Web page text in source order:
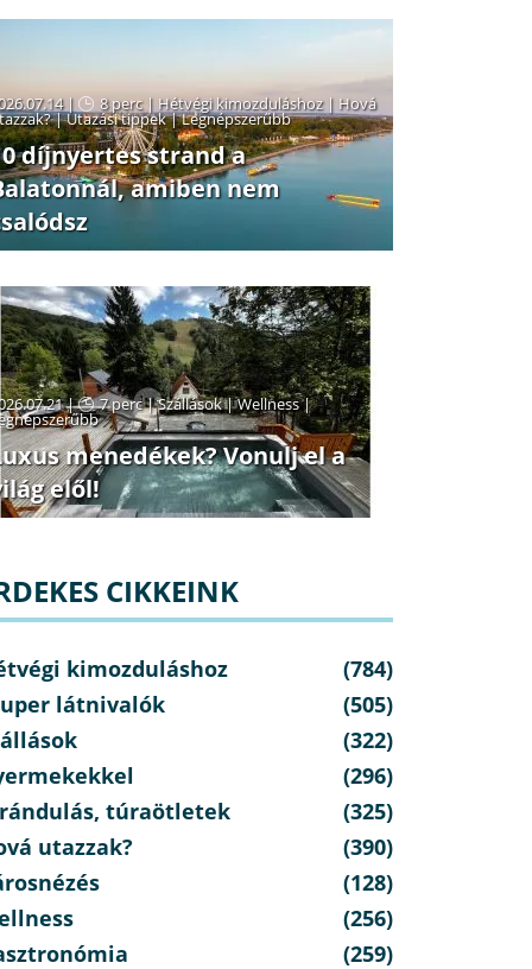
| 8 perc| Hétvégi kimozduláshoz| Hová
|Utazási tippek|Legnépszerűbb
díjnyertes strand a
amiben nem
| 7 perc|Szállások|Wellness|
menedékek? Vonulj el a
elől!
CIKKEINK
kimozduláshoz
(784)
látnivalók
(505)
(322)
(296)
túraötletek
(325)
utazzak?
(390)
(128)
(256)
(259)